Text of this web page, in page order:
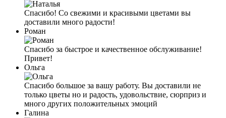
Спасибо! Со свежими и красивыми цветами вы
доставили много радости!
Роман
Спасибо за быстрое и качественное обслуживание!
Привет!
Ольга
Спасибо большое за вашу работу. Вы доставили не
только цветы но и радость, удовольствие, сюрприз и
много других положительных эмоций
Галина